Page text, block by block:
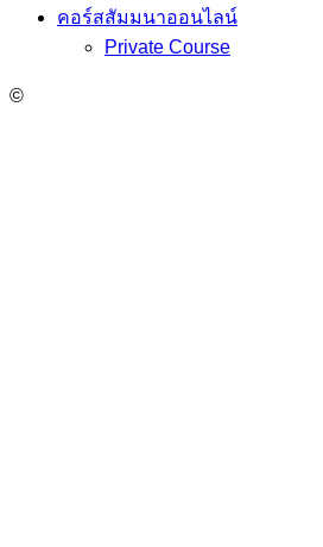
คอร์สสัมมนาออนไลน์
Private Course
©